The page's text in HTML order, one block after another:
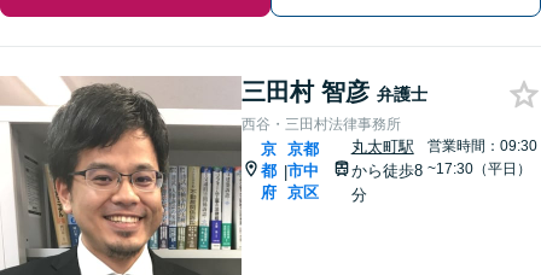
三田村 智彦 弁護士
西谷・三田村法律事務所
京
都
府
|
京都
市中
京区
丸太町駅
から徒歩8
分
営業時間：09:30
~17:30（平日）